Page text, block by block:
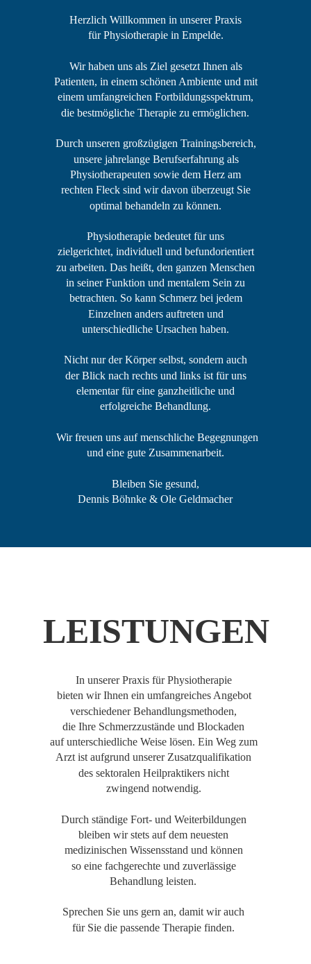
Herzlich Willkommen in unserer Praxis
für Physiotherapie in Empelde.
Wir haben uns als Ziel gesetzt Ihnen als
Patienten, in einem schönen Ambiente und mit
einem umfangreichen Fortbildungsspektrum,
die bestmögliche Therapie zu ermöglichen.
Durch unseren großzügigen Trainingsbereich,
unsere jahrelange Berufserfahrung als
Physiotherapeuten sowie dem Herz am
rechten Fleck sind wir davon überzeugt Sie
optimal behandeln zu können.
Physiotherapie bedeutet für uns
zielgerichtet, individuell und befundorientiert
zu arbeiten. Das heißt, den ganzen Menschen
in seiner Funktion und mentalem Sein zu
betrachten. So kann Schmerz bei jedem
Einzelnen anders auftreten und
unterschiedliche Ursachen haben.
Nicht nur der Körper selbst, sondern auch
der Blick nach rechts und links ist für uns
elementar für eine ganzheitliche und
erfolgreiche Behandlung.
Wir freuen uns auf menschliche Begegnungen
und eine gute Zusammenarbeit.
Bleiben Sie gesund,
Dennis Böhnke & Ole Geldmacher
LEISTUNGEN
In unserer Praxis für Physiotherapie
bieten wir Ihnen ein umfangreiches Angebot
verschiedener Behandlungsmethoden,
die Ihre Schmerzzustände und Blockaden
auf unterschiedliche Weise lösen. Ein Weg zum
Arzt ist aufgrund unserer Zusatzqualifikation
des sektoralen Heilpraktikers nicht
zwingend notwendig.
Durch ständige Fort- und Weiterbildungen
bleiben wir stets auf dem neuesten
medizinischen Wissensstand und können
so eine fachgerechte und zuverlässige
Behandlung leisten.
Sprechen Sie uns gern an, damit wir auch
für Sie die passende Therapie finden.